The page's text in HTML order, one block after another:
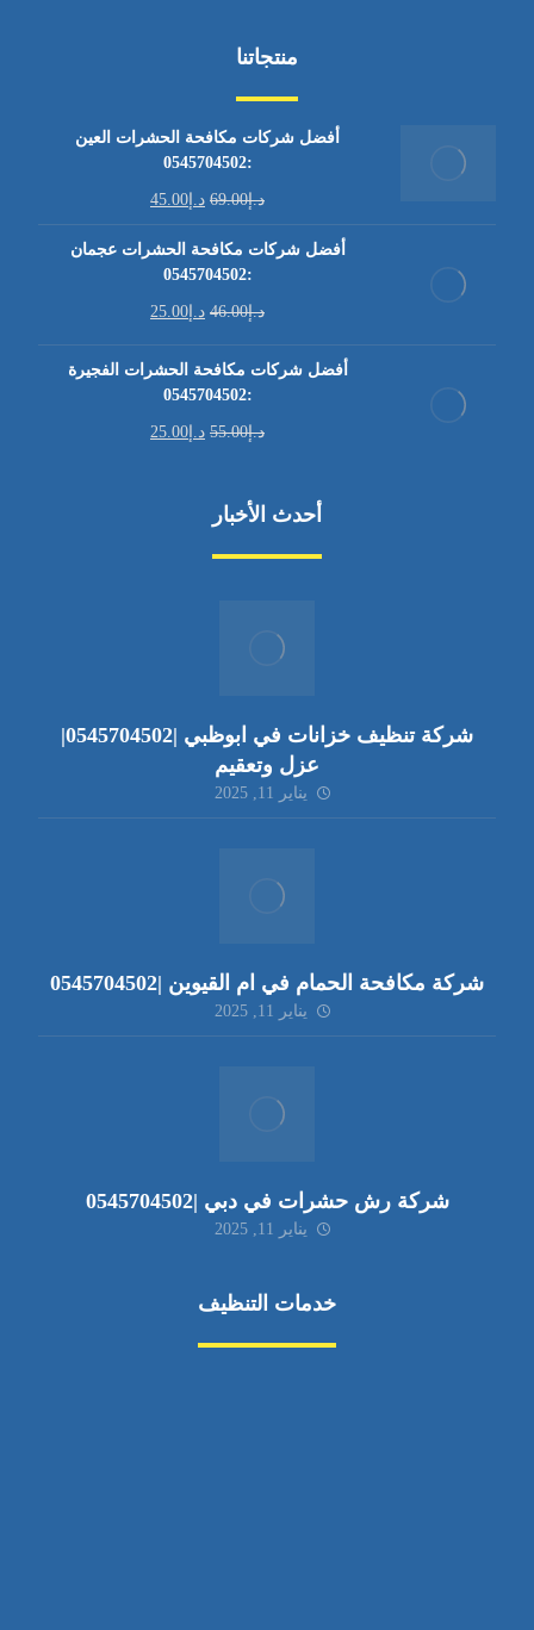
منتجاتنا
أفضل شركات مكافحة الحشرات العين
:0545704502
د.إ69.00 د.إ 45.00
أفضل شركات مكافحة الحشرات عجمان
:0545704502
د.إ46.00 د.إ 25.00
أفضل شركات مكافحة الحشرات الفجيرة
:0545704502
د.إ55.00 د.إ 25.00
أحدث الأخبار
شركة تنظيف خزانات في ابوظبي |0545704502|
عزل وتعقيم
يناير 11, 2025
شركة مكافحة الحمام في ام القيوين |0545704502
يناير 11, 2025
شركة رش حشرات في دبي |0545704502
يناير 11, 2025
خدمات التنظيف